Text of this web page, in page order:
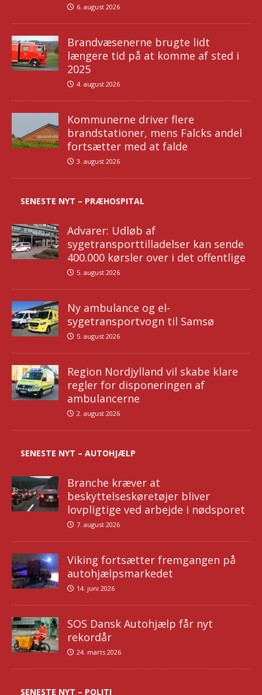
6. august 2026
Brandvæsenerne brugte lidt
længere tid på at komme af sted i
2025
4. august 2026
Kommunerne driver flere
brandstationer, mens Falcks andel
fortsætter med at falde
3. august 2026
SENESTE NYT – PRÆHOSPITAL
Advarer: Udløb af
sygetransporttilladelser kan sende
400.000 kørsler over i det offentlige
5. august 2026
Ny ambulance og el-
sygetransportvogn til Samsø
5. august 2026
Region Nordjylland vil skabe klare
regler for disponeringen af
ambulancerne
2. august 2026
SENESTE NYT – AUTOHJÆLP
Branche kræver at
beskyttelseskøretøjer bliver
lovpligtige ved arbejde i nødsporet
7. august 2026
Viking fortsætter fremgangen på
autohjælpsmarkedet
14. juni 2026
SOS Dansk Autohjælp får nyt
rekordår
24. marts 2026
SENESTE NYT – POLITI